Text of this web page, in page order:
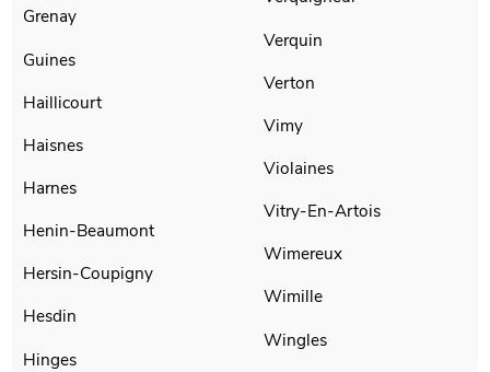
Grenay
Guines
Haillicourt
Haisnes
Harnes
Henin-Beaumont
Hersin-Coupigny
Hesdin
Hinges
Verquin
Verton
Vimy
Violaines
Vitry-En-Artois
Wimereux
Wimille
Wingles